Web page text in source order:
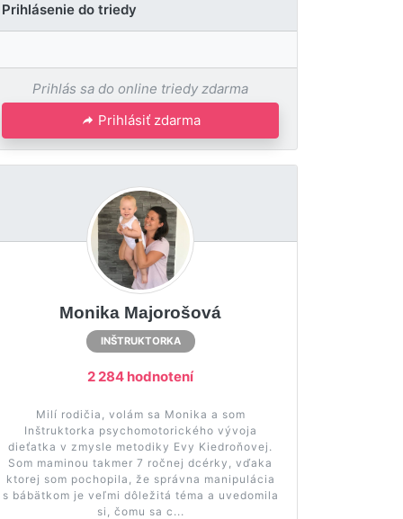
Prihlásenie do triedy
Prihlás sa do online triedy zdarma
Prihlásiť zdarma
Monika Majorošová
INŠTRUKTORKA
2 284 hodnotení
Milí rodičia, volám sa Monika a som
Inštruktorka psychomotorického vývoja
dieťatka v zmysle metodiky Evy Kiedroňovej.
Som maminou takmer 7 ročnej dcérky, vďaka
ktorej som pochopila, že správna manipulácia
s bábätkom je veľmi dôležitá téma a uvedomila
si, čomu sa c...